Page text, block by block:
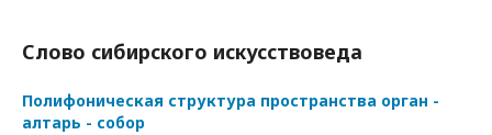
Слово сибирского искусствоведа
Полифоническая структура пространства орган -
алтарь - собор